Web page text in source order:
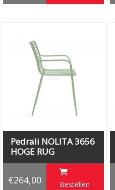
Pedrali NOLITA 3656
HOGE RUG
€264,00 Bestellen